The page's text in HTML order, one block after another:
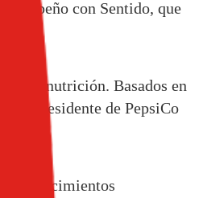
con Sentido, que
de nutrición. Basados en
Presidente de PepsiCo
y conocimientos